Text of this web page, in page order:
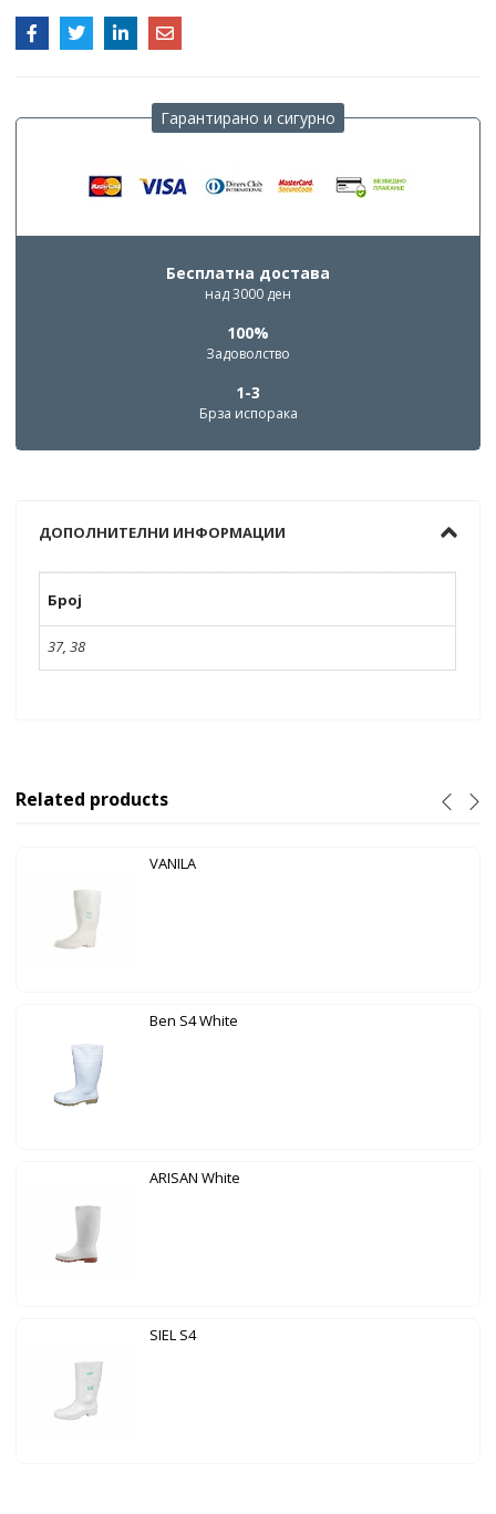
Гарантирано и сигурно
Бесплатна достава
над 3000 ден
100%
Задоволство
1-3
Брза испорака
ДОПОЛНИТЕЛНИ ИНФОРМАЦИИ
Број
37, 38
Related products
VANILA
Ben S4 White
ARISAN White
SIEL S4